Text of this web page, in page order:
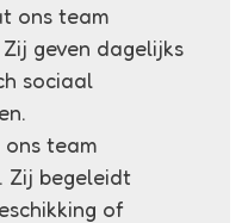
ons team
Zij geven dagelijks
sociaal
team
. Zij begeleidt
of